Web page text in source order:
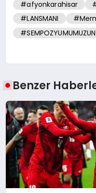
#afyonkarahisar
#LANSMANI
#SEMPOZYUMUMUZUN
Benzer